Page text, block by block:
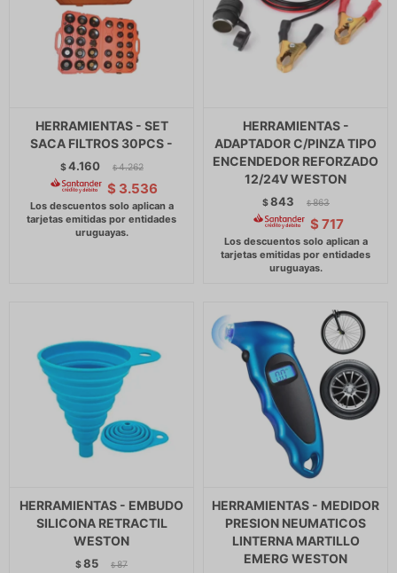
HERRAMIENTAS - SET
SACA FILTROS 30PCS -
$4.160 $ 4.262
$ 3.536
HERRAMIENTAS -
ADAPTADOR C/PINZA TIPO
ENCENDEDOR REFORZADO
12/24V WESTON
$843 $ 863
$ 717
HERRAMIENTAS - EMBUDO
SILICONA RETRACTIL
WESTON
$85 $ 87
HERRAMIENTAS - MEDIDOR
PRESION NEUMATICOS
LINTERNA MARTILLO
EMERG WESTON